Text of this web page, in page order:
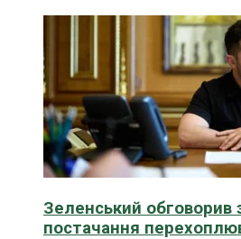
Зеленський обговорив
постачання